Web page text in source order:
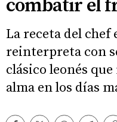
combatir el
La receta del chef
reinterpreta con
clásico leonés
alma en los días